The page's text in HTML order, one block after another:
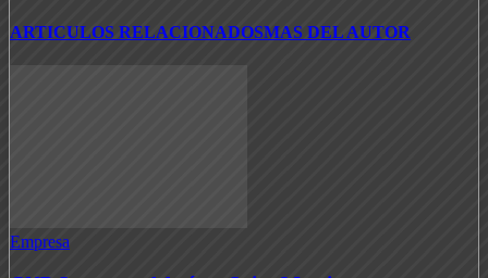
ARTICULOS RELACIONADOSMAS DEL AUTOR
Empresa